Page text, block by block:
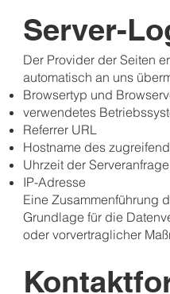
Server-
Der Provider der Seiten
automatisch an uns
Browsertyp und
verwendetes
Referrer URL
Hostname des
Uhrzeit der Serveranfrage
IP-Adresse
Eine Zusammenführung
Grundlage für die
oder vorvertraglicher